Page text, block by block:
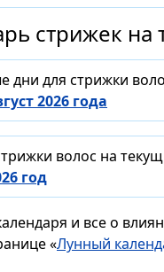
стрижек на
для стрижки
2026 года
волос на
год
и все о
«Лунный